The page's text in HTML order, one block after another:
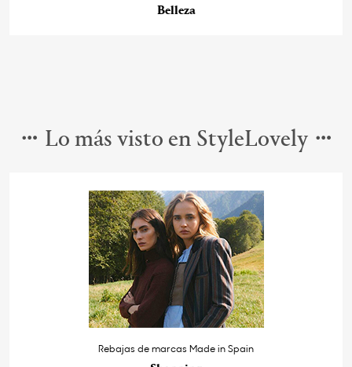
Belleza
Lo más visto en StyleLovely
Rebajas de marcas Made in Spain